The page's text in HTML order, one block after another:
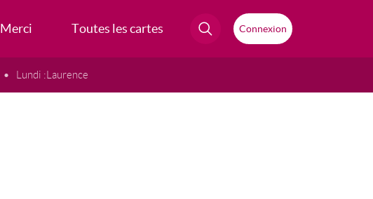
Merci Toutes les cartes Connexion
Lundi :Laurence